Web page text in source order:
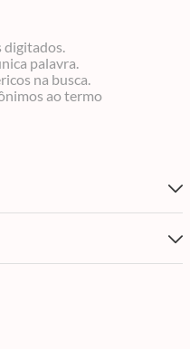
digitados.
palavra.
na busca.
ao termo